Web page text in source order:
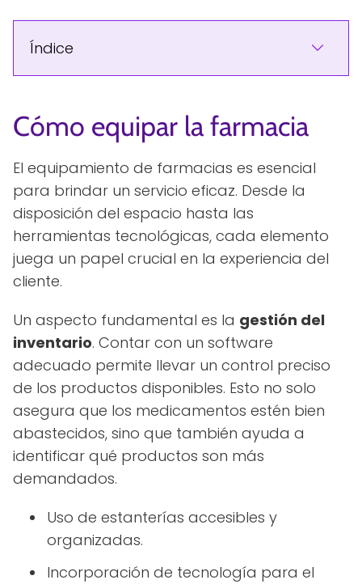
Índice
Cómo equipar la farmacia
El equipamiento de farmacias es esencial
para brindar un servicio eficaz. Desde la
disposición del espacio hasta las
herramientas tecnológicas, cada elemento
juega un papel crucial en la experiencia del
cliente.
Un aspecto fundamental es la gestión del
inventario. Contar con un software
adecuado permite llevar un control preciso
de los productos disponibles. Esto no solo
asegura que los medicamentos estén bien
abastecidos, sino que también ayuda a
identificar qué productos son más
demandados.
Uso de estanterías accesibles y
organizadas.
Incorporación de tecnología para el